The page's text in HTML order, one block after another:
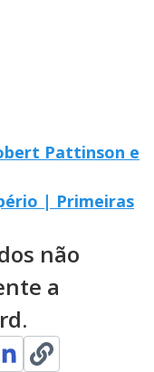
Pattinson e
| Primeiras
não
a